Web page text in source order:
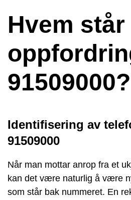
Hvem står
91509000?
Identifisering av
91509000
Når man mottar anrop fra et
kan det være naturlig å være
som står bak nummeret. En